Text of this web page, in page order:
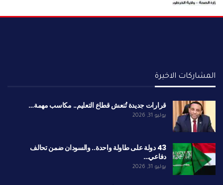
المشاركات الاخيرة
قرارات جديدة تُنعش قطاع التعليم.. مكاسب مهمة…
يوليو 31, 2026
43 دولة على طاولة واحدة.. والسودان ضمن تحالف
دفاعي…
يوليو 31, 2026